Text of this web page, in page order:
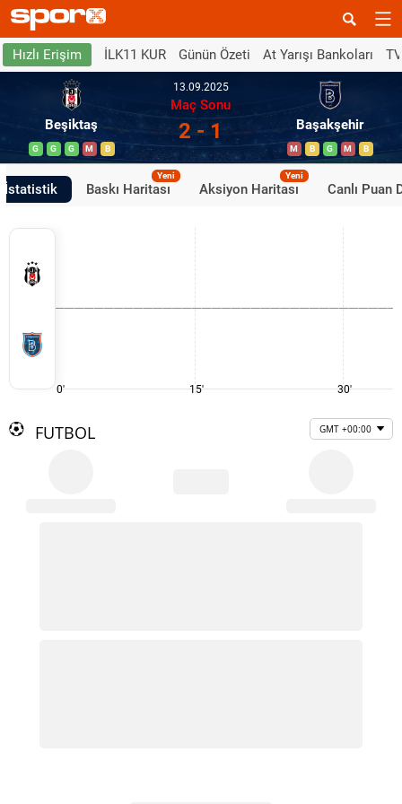
Hızlı Erişim İLK11 KUR Günün Özeti At Yarışı Bankoları
Beşiktaş
G G G M B
13.09.2025
Maç Sonu
2 - 1 Başakşehir
M B G M B
İstatistik Baskı Haritası
Yeni
Aksiyon Haritası
Yeni
Canlı Puan
0' 15' 30'
FUTBOL GMT +00:00